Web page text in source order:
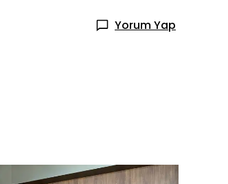
Yorum Yap